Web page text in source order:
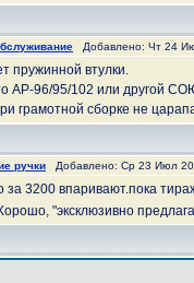
Добавлено: Чт 24
пружинной втулки.
АР-96/95/102 или другой
грамотной сборке не
ручки Добавлено: Ср 23 Июл
за 3200 впаривают.пока
"эксклюзивно